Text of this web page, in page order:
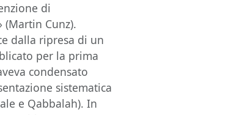
di
(Martin Cunz).
dalla ripresa di un
per la prima
condensato
sistematica
e Qabbalah). In